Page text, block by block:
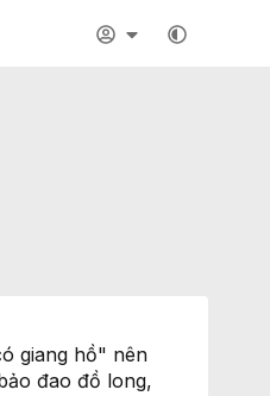
giang hồ" nên
đao đồ long,